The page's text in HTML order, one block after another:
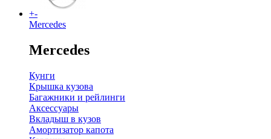
+-
Mercedes
Mercedes
Кунги
Крышка кузова
Багажники и рейлинги
Аксессуары
Вкладыш в кузов
Амортизатор капота